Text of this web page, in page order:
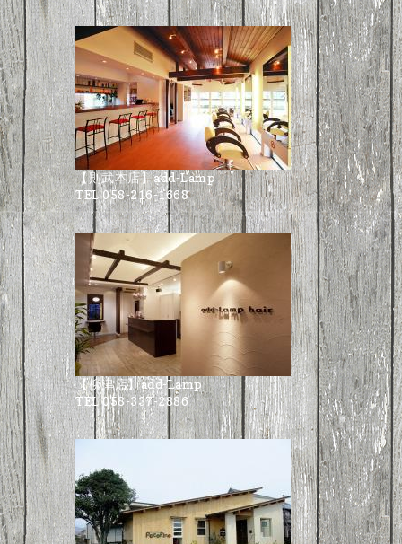
【則武本店】add-Lamp
TEL 058-216-1668
【柳津店】add-Lamp
TEL 058-337-2886